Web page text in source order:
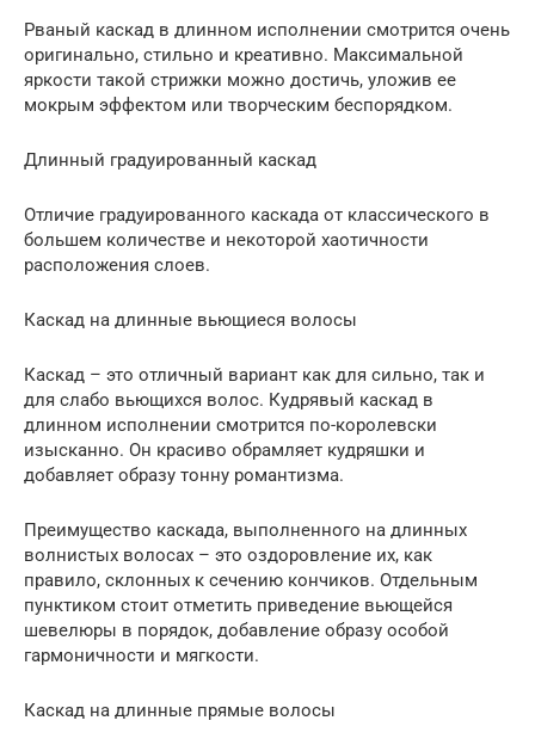
Рваный каскад в длинном исполнении смотрится очень
оригинально, стильно и креативно. Максимальной
яркости такой стрижки можно достичь, уложив ее
мокрым эффектом или творческим беспорядком.
Длинный градуированный каскад
Отличие градуированного каскада от классического в
большем количестве и некоторой хаотичности
расположения слоев.
Каскад на длинные вьющиеся волосы
Каскад – это отличный вариант как для сильно, так и
для слабо вьющихся волос. Кудрявый каскад в
длинном исполнении смотрится по-королевски
изысканно. Он красиво обрамляет кудряшки и
добавляет образу тонну романтизма.
Преимущество каскада, выполненного на длинных
волнистых волосах – это оздоровление их, как
правило, склонных к сечению кончиков. Отдельным
пунктиком стоит отметить приведение вьющейся
шевелюры в порядок, добавление образу особой
гармоничности и мягкости.
Каскад на длинные прямые волосы